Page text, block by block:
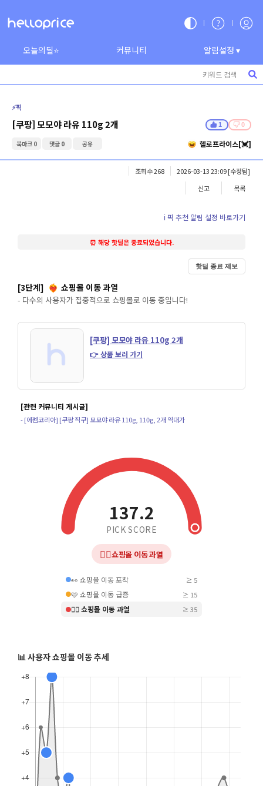
오늘의딜⭐ 커뮤니티 알림설정 ▾
⚡️픽
[쿠팡] 모모야 라유 110g 2개 1 0
북마크 0 댓글 0 공유 헬로프라이스[💓]
조회수 268 2026-03-13 23:09[수정됨]
신고
목록
ℹ️ 픽 추천 알림 설정 바로가기
⏰ 해당 핫딜은 종료되었습니다.
핫딜 종료 제보
[3단계] ❤️‍🔥 쇼핑몰 이동 과열
- 다수의 사용자가 집중적으로 쇼핑몰로 이동 중입니다!
[쿠팡] 모모야 라유 110g 2개
👉 상품 보러 가기
[관련 커뮤니티 게시글]
- [에펨코리아] [쿠팡 직구] 모모야 라유 110g, 110g, 2개 역대가
137.2
PICK SCORE
❤️‍🔥쇼핑몰 이동 과열
👀 쇼핑몰 이동 포착 ≥ 5
🩷 쇼핑몰 이동 급증 ≥ 15
❤️‍🔥 쇼핑몰 이동 과열 ≥ 35
📊 사용자 쇼핑몰 이동 추세